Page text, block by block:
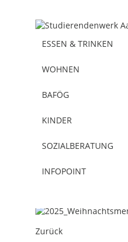
ESSEN & TRINKEN
WOHNEN
BAFÖG
KINDER
SOZIALBERATUNG
INFOPOINT
Zurück